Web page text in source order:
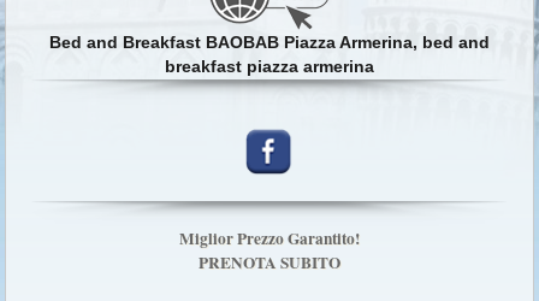
Bed and Breakfast BAOBAB Piazza Armerina, bed and
breakfast piazza armerina
Miglior Prezzo Garantito!
PRENOTA SUBITO